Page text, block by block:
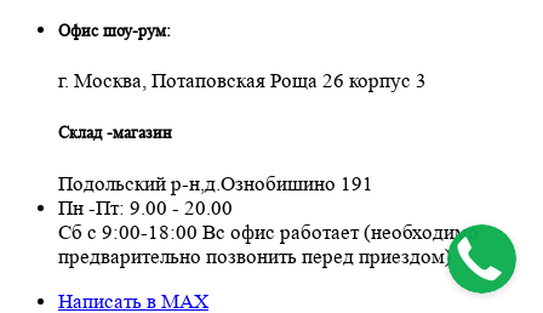
Офис шоу-рум:
г. Москва, Потаповская Роща 26 корпус 3
Склад -магазин
Подольский р-н,д.Ознобишино 191
Пн -Пт: 9.00 - 20.00
Сб с 9:00-18:00 Вс офис работает (необходимо
предварительно позвонить перед приездом)
Написать в MAX